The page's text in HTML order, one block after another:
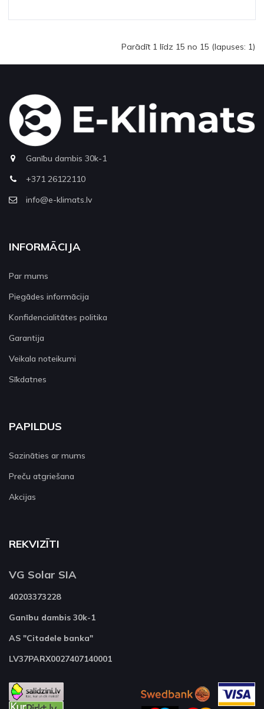
Parādīt 1 līdz 15 no 15 (lapuses: 1)
Ganību dambis 30k-1
+371 26122110
info@e-klimats.lv
INFORMĀCIJA
Par mums
Piegādes informācija
Konfidencialitātes politika
Garantija
Veikala noteikumi
Sīkdatnes
PAPILDUS
Sazināties ar mums
Preču atgriešana
Akcijas
REKVIZĪTI
VG Solar SIA
40203373228
Ganību dambis 30k-1
AS "Citadele banka"
LV37PARX0027407140001